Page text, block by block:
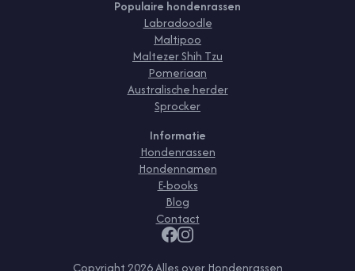
Populaire hondenrassen
Labradoodle
Maltipoo
Maltezer Shih Tzu
Pomeriaan
Australische herder
Sprocker
Informatie
Hondenrassen
Hondennamen
E-books
Blog
Contact
Copyright 2026Alles over Hondenrassen